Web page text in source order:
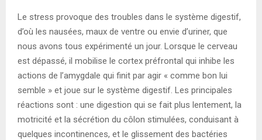
Le stress provoque des troubles dans le système digestif,
d’où les nausées, maux de ventre ou envie d’uriner, que
nous avons tous expérimenté un jour. Lorsque le cerveau
est dépassé, il mobilise le cortex préfrontal qui inhibe les
actions de l’amygdale qui finit par agir « comme bon lui
semble » et joue sur le système digestif. Les principales
réactions sont : une digestion qui se fait plus lentement, la
motricité et la sécrétion du côlon stimulées, conduisant à
quelques incontinences, et le glissement des bactéries